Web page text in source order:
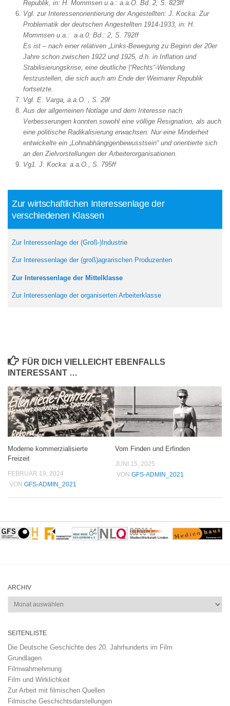
Republik, in: H. Mommsen u.a.: a.a.O. Bd. 2, S. 823ff
Vgl. zur Interessenorientierung der Angestellten: J. Kocka: Zur
Problematik der deutschen Angestellten 1914-1933, in: H.
Mommsen u.a.: a.a.0: Bd.: 2, S. 792ff
Es ist – nach einer relativen „Links-Bewegung zu Beginn der 20er
Jahre schon zwischen 1922 und 1925, d.h. in Inflation und
Stabilisierungskrise, eine deutliche |“Rechts“-Wendung
festzustellen, die sich auch am Ende der Weimarer Republik
fortsetzte.
Vgl. E. Varga, a.a.O. , S. 29f
Aus der allgemeinen Notlage und dem Interesse nach
Verbesserungen konnten sowohl eine völlige Resignation, als auch
eine politische Radikalisierung erwachsen. Nur eine Minderheit
entwickelte ein „Lohnabhängigenbewusstsein“ und orientierte sich
an den Zielvorstellungen der Arbeiterorganisationen.
Vg1. J. Kocka: a.a.O., S. 795ff
Zur wirtschaftlichen Interessenlage der
verschiedenen Klassen
Zur Interessenlage der (Groß-)Industrie
Zur Interessenlage der (groß)agrarischen Produzenten
Zur Interessenlage der Mittelklasse
Zur Interessenlage der organiserten Arbeiterklasse
FÜR DICH VIELLEICHT EBENFALLS
INTERESSANT …
Moderne kommerzialisierte
Freizeit
FEBRUAR 19, 2024
VON GFS-ADMIN_2021
Vom Finden und Erfinden
JUNI 15, 2025
VON GFS-ADMIN_2021
ARCHIV
Archiv
SEITENLISTE
Die Deutsche Geschichte des 20. Jahrhunderts im Film
Grundlagen
Filmwahrnehmung
Film und Wirklichkeit
Zur Arbeit mit filmischen Quellen
Filmische Geschichtsdarstellungen